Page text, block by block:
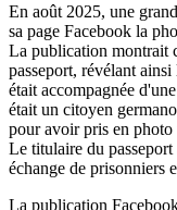
En août 2025, une
sa page Facebook la
La publication montrait
passeport, révélant
était accompagnée
était un citoyen
pour avoir pris en
Le titulaire du passeport
échange de prisonniers
La publication